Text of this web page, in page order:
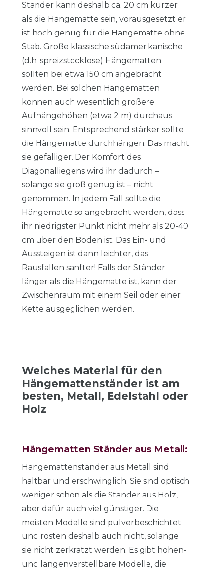
Ständer kann deshalb ca. 20 cm kürzer
als die Hängematte sein, vorausgesetzt er
ist hoch genug für die Hängematte ohne
Stab. Große klassische südamerikanische
(d.h. spreizstocklose) Hängematten
sollten bei etwa 150 cm angebracht
werden. Bei solchen Hängematten
können auch wesentlich größere
Aufhängehöhen (etwa 2 m) durchaus
sinnvoll sein. Entsprechend stärker sollte
die Hängematte durchhängen. Das macht
sie gefälliger. Der Komfort des
Diagonalliegens wird ihr dadurch –
solange sie groß genug ist – nicht
genommen. In jedem Fall sollte die
Hängematte so angebracht werden, dass
ihr niedrigster Punkt nicht mehr als 20-40
cm über den Boden ist. Das Ein- und
Aussteigen ist dann leichter, das
Rausfallen sanfter! Falls der Ständer
länger als die Hängematte ist, kann der
Zwischenraum mit einem Seil oder einer
Kette ausgeglichen werden.
Welches Material für den
Hängemattenständer ist am
besten, Metall, Edelstahl oder
Holz
Hängematten Ständer aus Metall:
Hängemattenständer aus Metall sind
haltbar und erschwinglich. Sie sind optisch
weniger schön als die Ständer aus Holz,
aber dafür auch viel günstiger. Die
meisten Modelle sind pulverbeschichtet
und rosten deshalb auch nicht, solange
sie nicht zerkratzt werden. Es gibt höhen-
und längenverstellbare Modelle, die